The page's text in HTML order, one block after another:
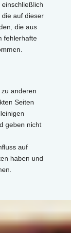
die auf dieser
die aus
fehlerhafte
anderen
Seiten
geben nicht
auf
haben und